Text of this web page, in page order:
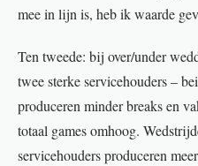
mee in lijn is, heb ik waarde
Ten tweede: bij over/under
twee sterke servicehouders –
produceren minder breaks en
totaal games omhoog.
servicehouders produceren